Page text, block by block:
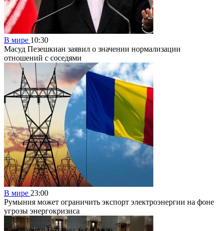
В мире 10:30
Масуд Пезешкиан заявил о значении нормализации
отношений с соседями
В мире 23:00
Румыния может ограничить экспорт электроэнергии на фоне
угрозы энергокризиса